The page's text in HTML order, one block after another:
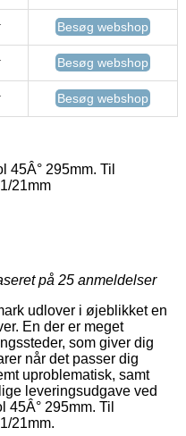
Besøg webshop
Besøg webshop
Besøg webshop
45Â° 295mm. Til
21mm
på 25 anmeldelser
udlover i øjeblikket en
En der er meget
som giver dig
når det passer dig
uproblematisk, samt
leveringsudgave ved
45Â° 295mm. Til
21mm.